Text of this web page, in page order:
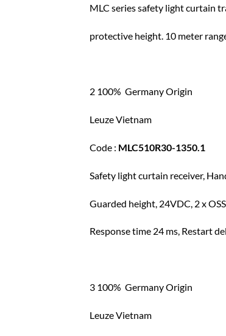
MLC series safety light curtain
protective height. 10 meter
2 100% Germany Origin
Leuze Vietnam
Code : MLC510R30-1350.1
Safety light curtain receiver,
Guarded height, 24VDC, 2 x
Response time 24 ms, Restart
3 100% Germany Origin
Leuze Vietnam